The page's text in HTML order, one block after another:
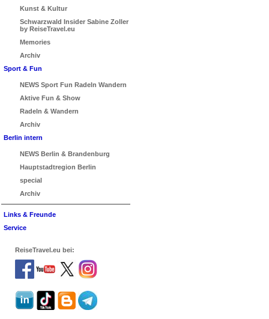
Kunst & Kultur
Schwarzwald Insider Sabine Zoller
by ReiseTravel.eu
Memories
Archiv
Sport & Fun
NEWS Sport Fun Radeln Wandern
Aktive Fun & Show
Radeln & Wandern
Archiv
Berlin intern
NEWS Berlin & Brandenburg
Hauptstadtregion Berlin
special
Archiv
Links & Freunde
Service
ReiseTravel.eu bei: